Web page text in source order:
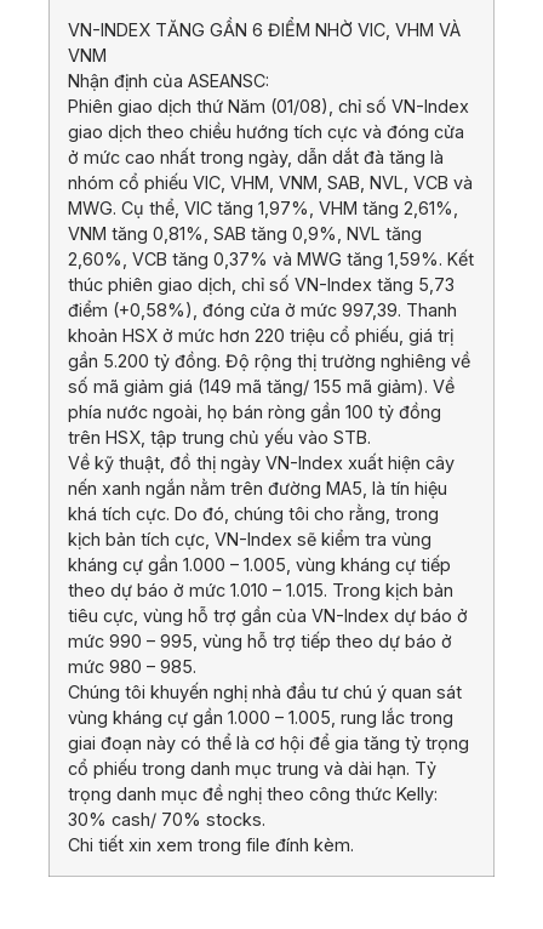
VN-INDEX TĂNG GẦN 6 ĐIỂM NHỜ VIC, VHM VÀ
VNM
Nhận định của ASEANSC:
Phiên giao dịch thứ Năm (01/08), chỉ số VN-Index
giao dịch theo chiều hướng tích cực và đóng cửa
ở mức cao nhất trong ngày, dẫn dắt đà tăng là
nhóm cổ phiếu VIC, VHM, VNM, SAB, NVL, VCB và
MWG. Cụ thể, VIC tăng 1,97%, VHM tăng 2,61%,
VNM tăng 0,81%, SAB tăng 0,9%, NVL tăng
2,60%, VCB tăng 0,37% và MWG tăng 1,59%. Kết
thúc phiên giao dịch, chỉ số VN-Index tăng 5,73
điểm (+0,58%), đóng cửa ở mức 997,39. Thanh
khoản HSX ở mức hơn 220 triệu cổ phiếu, giá trị
gần 5.200 tỷ đồng. Độ rộng thị trường nghiêng về
số mã giảm giá (149 mã tăng/ 155 mã giảm). Về
phía nước ngoài, họ bán ròng gần 100 tỷ đồng
trên HSX, tập trung chủ yếu vào STB.
Về kỹ thuật, đồ thị ngày VN-Index xuất hiện cây
nến xanh ngắn nằm trên đường MA5, là tín hiệu
khá tích cực. Do đó, chúng tôi cho rằng, trong
kịch bản tích cực, VN-Index sẽ kiểm tra vùng
kháng cự gần 1.000 – 1.005, vùng kháng cự tiếp
theo dự báo ở mức 1.010 – 1.015. Trong kịch bản
tiêu cực, vùng hỗ trợ gần của VN-Index dự báo ở
mức 990 – 995, vùng hỗ trợ tiếp theo dự báo ở
mức 980 – 985.
Chúng tôi khuyến nghị nhà đầu tư chú ý quan sát
vùng kháng cự gần 1.000 – 1.005, rung lắc trong
giai đoạn này có thể là cơ hội để gia tăng tỷ trọng
cổ phiếu trong danh mục trung và dài hạn. Tỷ
trọng danh mục đề nghị theo công thức Kelly:
30% cash/ 70% stocks.
Chi tiết xin xem trong file đính kèm.